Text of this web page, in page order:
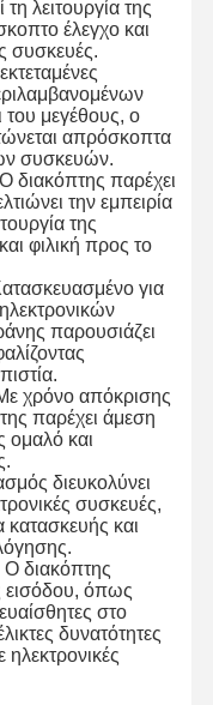
Μας
Ειδήσεις
πληκτρολογίων
λειτουργία της
έλεγχο και
συσκευές.
του μεγέθους, ο
απρόσκοπτα
συσκευών.
διακόπτης παρέχει
την εμπειρία
της
φιλική προς το
για
παρουσιάζει
χρόνο απόκρισης
παρέχει άμεση
ομαλό και
διευκολύνει
συσκευές,
κατασκευής και
Ο διακόπτης
εισόδου, όπως
στο
δυνατότητες